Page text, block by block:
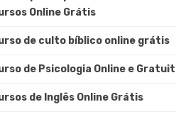
Online Grátis
de culto bíblico online grátis
de Psicologia Online e
de Inglês Online Grátis